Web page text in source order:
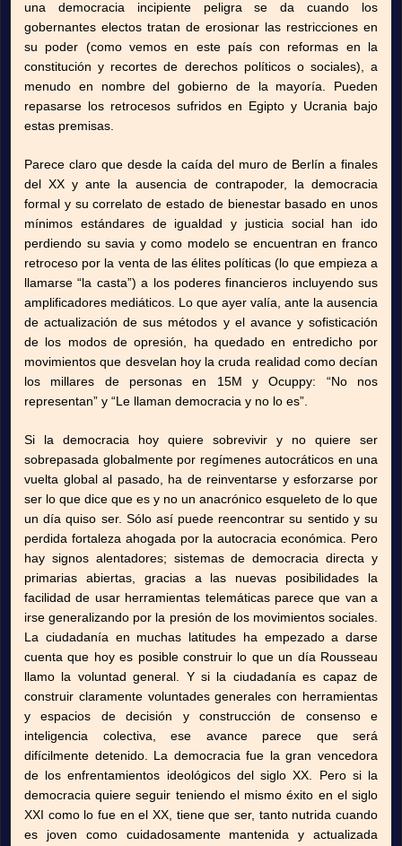
una democracia incipiente peligra se da cuando los
gobernantes electos tratan de erosionar las restricciones en
su poder (como vemos en este país con reformas en la
constitución y recortes de derechos políticos o sociales), a
menudo en nombre del gobierno de la mayoría. Pueden
repasarse los retrocesos sufridos en Egipto y Ucrania bajo
estas premisas.
Parece claro que desde la caída del muro de Berlín a finales
del XX y ante la ausencia de contrapoder, la democracia
formal y su correlato de estado de bienestar basado en unos
mínimos estándares de igualdad y justicia social han ido
perdiendo su savia y como modelo se encuentran en franco
retroceso por la venta de las élites políticas (lo que empieza a
llamarse “la casta”) a los poderes financieros incluyendo sus
amplificadores mediáticos. Lo que ayer valía, ante la ausencia
de actualización de sus métodos y el avance y sofisticación
de los modos de opresión, ha quedado en entredicho por
movimientos que desvelan hoy la cruda realidad como decían
los millares de personas en 15M y Ocuppy: “No nos
representan” y “Le llaman democracia y no lo es”.
Si la democracia hoy quiere sobrevivir y no quiere ser
sobrepasada globalmente por regímenes autocráticos en una
vuelta global al pasado, ha de reinventarse y esforzarse por
ser lo que dice que es y no un anacrónico esqueleto de lo que
un día quiso ser. Sólo así puede reencontrar su sentido y su
perdida fortaleza ahogada por la autocracia económica. Pero
hay signos alentadores; sistemas de democracia directa y
primarias abiertas, gracias a las nuevas posibilidades la
facilidad de usar herramientas telemáticas parece que van a
irse generalizando por la presión de los movimientos sociales.
La ciudadanía en muchas latitudes ha empezado a darse
cuenta que hoy es posible construir lo que un día Rousseau
llamo la voluntad general. Y si la ciudadanía es capaz de
construir claramente voluntades generales con herramientas
y espacios de decisión y construcción de consenso e
inteligencia colectiva, ese avance parece que será
difícilmente detenido. La democracia fue la gran vencedora
de los enfrentamientos ideológicos del siglo XX. Pero si la
democracia quiere seguir teniendo el mismo éxito en el siglo
XXI como lo fue en el XX, tiene que ser, tanto nutrida cuando
es joven como cuidadosamente mantenida y actualizada